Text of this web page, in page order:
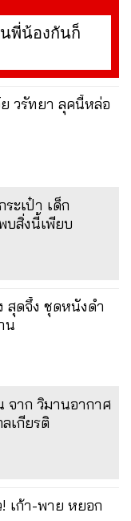
นพี่น้องกันก็
วรัทยา ลุคนี้หล่อ
ะเป๋า เด็ก
บสิ่งนี้เพียบ
สุดจึ้ง ชุดหนังดำ
น
จาก วิมานอากาศ
เกียรติ
เก้า-พาย หยอก